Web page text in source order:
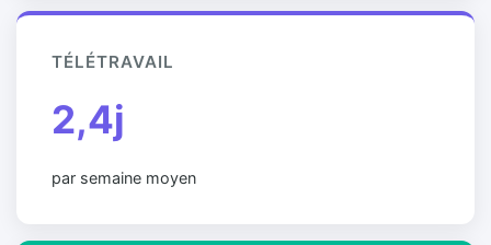
TÉLÉTRAVAIL
2,4j
par semaine moyen